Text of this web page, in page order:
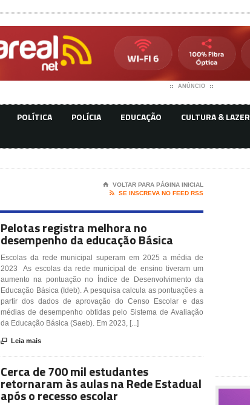
ANÚNCIO
POLÍTICA POLÍCIA EDUCAÇÃO CULTURA & LAZER
⌂
VOLTAR PARA PÁGINA INICIAL

SE INSCREVA NO FEED RSS
Pelotas registra melhora no
desempenho da educação Básica
Escolas da rede municipal superam em 2025 a média de
2023 As escolas da rede municipal de ensino tiveram um
aumento na pontuação no Índice de Desenvolvimento da
Educação Básica (Ideb). A pesquisa calcula as pontuações a
partir dos dados de aprovação do Censo Escolar e das
médias de desempenho obtidas pelo Sistema de Avaliação
da Educação Básica (Saeb). Em 2023, [...]
 Leia mais
Cerca de 700 mil estudantes
retornaram às aulas na Rede Estadual
após o recesso escolar